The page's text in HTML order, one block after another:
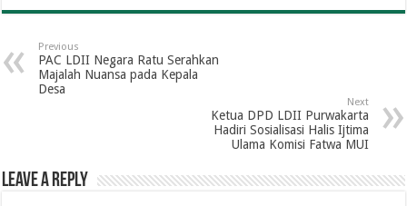
Previous
PAC LDII Negara Ratu Serahkan
Majalah Nuansa pada Kepala
Desa
Next
Ketua DPD LDII Purwakarta
Hadiri Sosialisasi Halis Ijtima
Ulama Komisi Fatwa MUI
Leave a Reply